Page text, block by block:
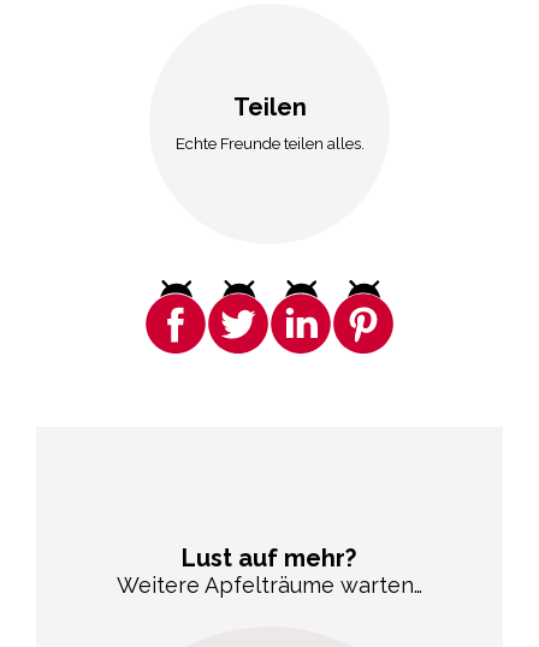
Teilen
Echte Freunde teilen alles.
Lust auf mehr?
Weitere Apfelträume warten…